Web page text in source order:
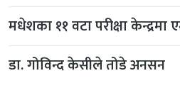
मधेशका ११ वटा परीक्षा केन्द्रमा
डा. गोविन्द केसीले तोडे अनसन